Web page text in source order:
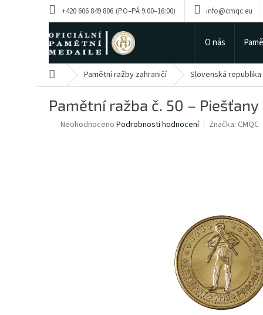
+420 606 849 806 info@cmqc.eu
O nás
Domů Pamětní ražby zahraničí Slovenská republika
Pamětní ražba č. 50 –
Průměrné
Neohodnoceno Podrobnosti hodnocení Značka: CMQC